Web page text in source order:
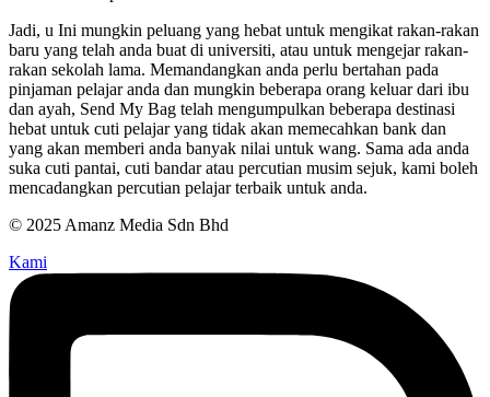
Jadi, u Ini mungkin peluang yang hebat untuk mengikat rakan-rakan
baru yang telah anda buat di universiti, atau untuk mengejar rakan-
rakan sekolah lama. Memandangkan anda perlu bertahan pada
pinjaman pelajar anda dan mungkin beberapa orang keluar dari ibu
dan ayah, Send My Bag telah mengumpulkan beberapa destinasi
hebat untuk cuti pelajar yang tidak akan memecahkan bank dan
yang akan memberi anda banyak nilai untuk wang. Sama ada anda
suka cuti pantai, cuti bandar atau percutian musim sejuk, kami boleh
mencadangkan percutian pelajar terbaik untuk anda.
© 2025 Amanz Media Sdn Bhd
Kami